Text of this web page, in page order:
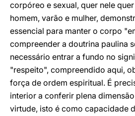
corpóreo e sexual, quer nele
homem, varão e mulher,
essencial para manter o corpo
compreender a doutrina paulina
necessário entrar a fundo no
"respeito", compreendido aqui,
força de ordem espiritual. É
interior a conferir plena
virtude, isto é como capacidade